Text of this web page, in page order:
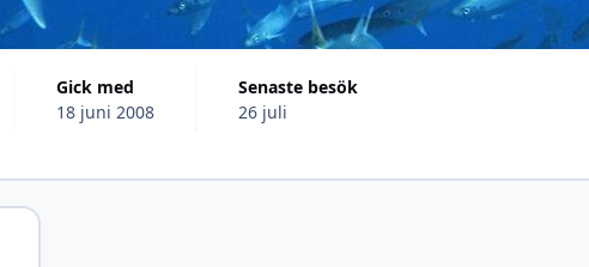
Gick med
18 juni 2008
Senaste besök
26 juli